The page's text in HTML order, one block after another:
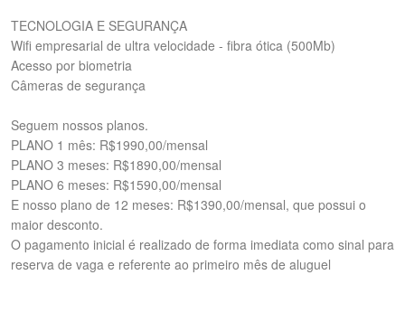
TECNOLOGIA E SEGURANÇA
Wifi empresarial de ultra velocidade - fibra ótica (500Mb)
Acesso por biometria
Câmeras de segurança
Seguem nossos planos.
PLANO 1 mês: R$1990,00/mensal
PLANO 3 meses: R$1890,00/mensal
PLANO 6 meses: R$1590,00/mensal
E nosso plano de 12 meses: R$1390,00/mensal, que possui o
maior desconto.
O pagamento inicial é realizado de forma imediata como sinal para
reserva de vaga e referente ao primeiro mês de aluguel